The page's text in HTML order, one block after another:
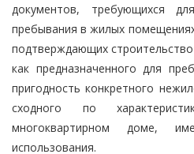
документов, требующихся
пребывания в жилых
подтверждающих
как предназначенного для
пригодность конкретного
сходного по
многоквартирном доме,
использования.